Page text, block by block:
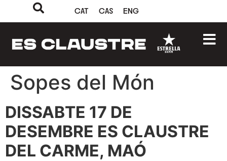
CAT CAS ENG
Sopes del Món
DISSABTE 17 DE
DESEMBRE ES CLAUSTRE
DEL CARME, MAÓ